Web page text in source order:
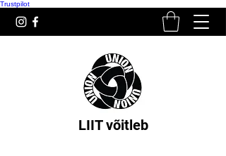
Trustpilot
LIIT võitleb